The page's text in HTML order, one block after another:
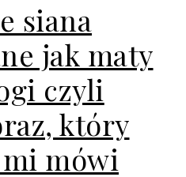
siana
jak maty
czyli
który
mi mówi